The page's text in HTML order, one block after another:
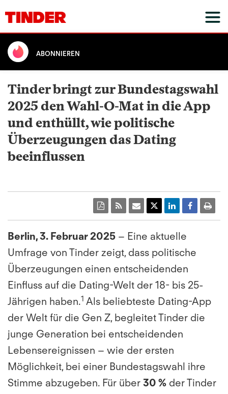
ABONNIEREN
Tinder bringt zur Bundestagswahl
2025 den Wahl-O-Mat in die App
und enthüllt, wie politische
Überzeugungen das Dating
beeinflussen
Berlin, 3. Februar 2025 – Eine aktuelle
Umfrage von Tinder zeigt, dass politische
Überzeugungen einen entscheidenden
Einfluss auf die Dating-Welt der 18- bis 25-
Jährigen haben.1 Als beliebteste Dating-App
der Welt für die Gen Z, begleitet Tinder die
junge Generation bei entscheidenden
Lebensereignissen – wie der ersten
Möglichkeit, bei einer Bundestagswahl ihre
Stimme abzugeben. Für über 30 % der Tinder